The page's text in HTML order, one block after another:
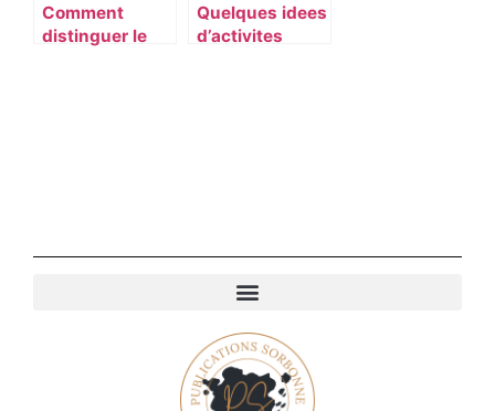
Comment
distinguer le
Quelques idees
d’activites